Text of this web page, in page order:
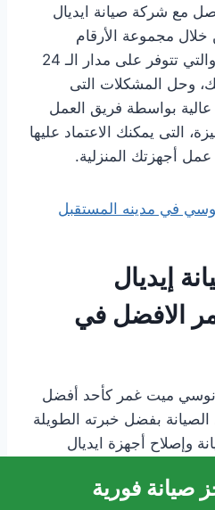
مع شركة صيانة ايديال
مجموعة الأرقام
المخصصة لخدمة العملاء والتي تتوفر على مدار الـ 24
وحل المشكلات التى
عالية بواسطة فريق العمل
التى يمكنك الاعتماد عليها
أجهزتك المنزلية.
في مدينه المستقبل
إيديال
الافضل في
ميت غمر كأحد أفضل
بفضل خبرته الطويلة
وإصلاح أجهزة ايديال
ايضا فهو يتميز
صيانة فورية